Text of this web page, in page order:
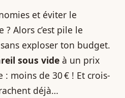
et éviter le
Alors c’est pile le
exploser ton budget.
sous vide à un prix
moins de 30 € ! Et crois-
déjà…